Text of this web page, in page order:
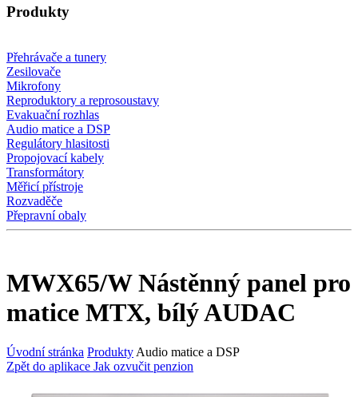
Produkty
Přehrávače a tunery
Zesilovače
Mikrofony
Reproduktory a reprosoustavy
Evakuační rozhlas
Audio matice a DSP
Regulátory hlasitosti
Propojovací kabely
Transformátory
Měřicí přístroje
Rozvaděče
Přepravní obaly
MWX65/W Nástěnný panel pro
matice MTX, bílý AUDAC
Úvodní stránka Produkty Audio matice a DSP
Zpět do aplikace Jak ozvučit penzion